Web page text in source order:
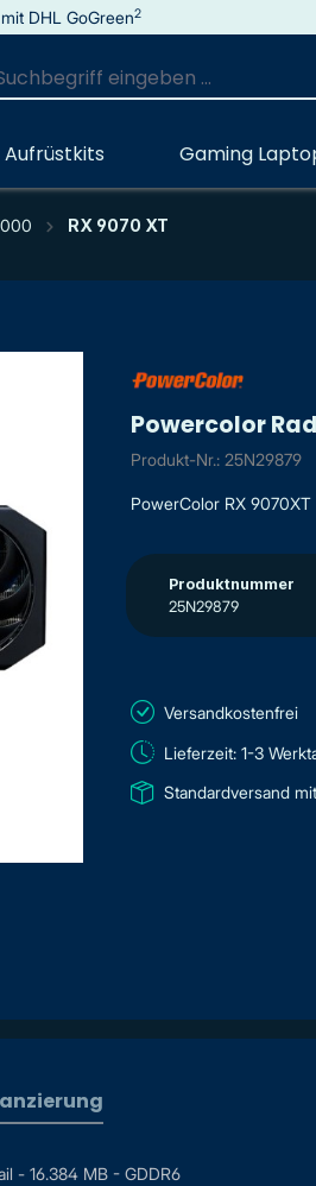
DHL GoGreen2
Aufrüstkits Gaming
RX 9070 XT
Powercolor
Produkt-Nr.: 25N29879
PowerColor RX
Produktnummer
25N29879
Versandkostenfrei
Lieferzeit: 1-3
Standardversand
- 16.384 MB - GDDR6